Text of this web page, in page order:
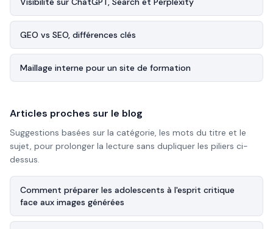
GEO vs SEO, différences clés
Maillage interne pour un site de formation
Articles proches sur le blog
Suggestions basées sur la catégorie, les mots du titre et le
sujet, pour prolonger la lecture sans dupliquer les piliers ci-
dessus.
Comment préparer les adolescents à l'esprit critique
face aux images générées